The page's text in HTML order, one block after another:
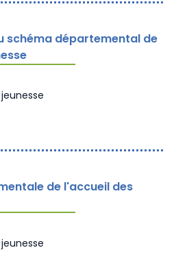
schéma départemental de
de l'accueil des